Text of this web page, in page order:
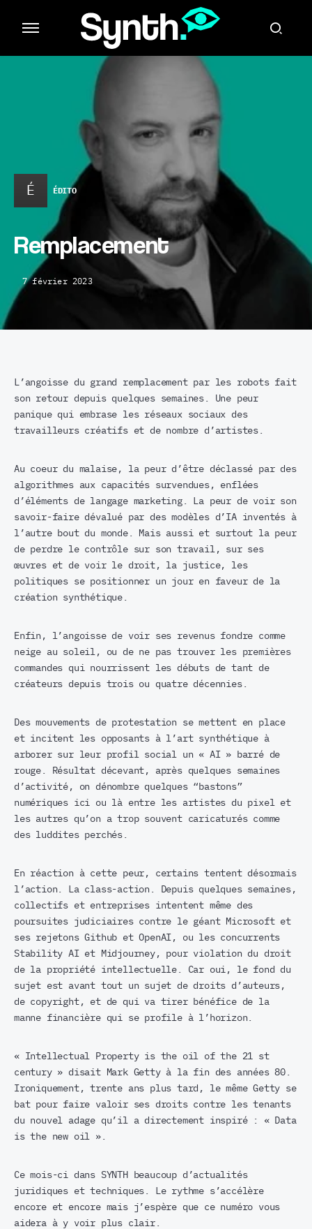
É ÉDITO
Remplacement
7 février 2023
L’angoisse du grand remplacement par les robots fait
son retour depuis quelques semaines. Une peur
panique qui embrase les réseaux sociaux des
travailleurs créatifs et de nombre d’artistes.
Au coeur du malaise, la peur d’être déclassé par des
algorithmes aux capacités survendues, enflées
d’éléments de langage marketing. La peur de voir son
savoir-faire dévalué par des modèles d’IA inventés à
l’autre bout du monde. Mais aussi et surtout la peur
de perdre le contrôle sur son travail, sur ses
œuvres et de voir le droit, la justice, les
politiques se positionner un jour en faveur de la
création synthétique.
Enfin, l’angoisse de voir ses revenus fondre comme
neige au soleil, ou de ne pas trouver les premières
commandes qui nourrissent les débuts de tant de
créateurs depuis trois ou quatre décennies.
Des mouvements de protestation se mettent en place
et incitent les opposants à l’art synthétique à
arborer sur leur profil social un « AI » barré de
rouge. Résultat décevant, après quelques semaines
d’activité, on dénombre quelques “bastons”
numériques ici ou là entre les artistes du pixel et
les autres qu’on a trop souvent caricaturés comme
des luddites perchés.
En réaction à cette peur, certains tentent désormais
l’action. La class-action. Depuis quelques semaines,
collectifs et entreprises intentent même des
poursuites judiciaires contre le géant Microsoft et
ses rejetons Github et OpenAI, ou les concurrents
Stability AI et Midjourney, pour violation du droit
de la propriété intellectuelle. Car oui, le fond du
sujet est avant tout un sujet de droits d’auteurs,
de copyright, et de qui va tirer bénéfice de la
manne financière qui se profile à l’horizon.
« Intellectual Property is the oil of the 21 st
century » disait Mark Getty à la fin des années 80.
Ironiquement, trente ans plus tard, le même Getty se
bat pour faire valoir ses droits contre les tenants
du nouvel adage qu’il a directement inspiré : « Data
is the new oil ».
Ce mois-ci dans SYNTH beaucoup d’actualités
juridiques et techniques. Le rythme s’accélère
encore et encore mais j’espère que ce numéro vous
aidera à y voir plus clair.